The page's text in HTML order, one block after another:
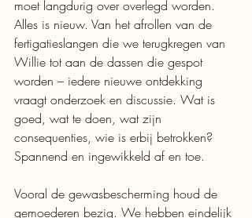
moet langdurig over overlegd worden.
Alles is nieuw. Van het afrollen van de
fertigatieslangen die we terugkregen van
Willie tot aan de dassen die gespot
worden – iedere nieuwe ontdekking
vraagt onderzoek en discussie. Wat is
goed, wat te doen, wat zijn
consequenties, wie is erbij betrokken?
Spannend en ingewikkeld af en toe.
Vooral de gewasbescherming houd de
gemoederen bezig. We hebben eindelijk